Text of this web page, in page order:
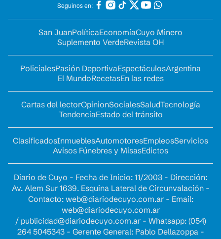
Seguinos en:
San JuanPolíticaEconomíaCuyo Minero
Suplemento VerdeRevista OH
PolicialesPasión DeportivaEspectáculosArgentina
El MundoRecetasEn las redes
Cartas del lectorOpinionSocialesSaludTecnología
TendenciaEstado del tránsito
ClasificadosInmueblesAutomotoresEmpleosServicios
Avisos Fúnebres y MisasEdictos
Diario de Cuyo - Fecha de Inicio: 11/2003 - Dirección:
Av. Alem Sur 1639. Esquina Lateral de Circunvalación -
Contacto: web@diariodecuyo.com.ar- Email:
web@diariodecuyo.com.ar
/ publicidad@diariodecuyo.com.ar- Whatsapp: (054)
264 5045343 - Gerente General: Pablo Dellazoppa -